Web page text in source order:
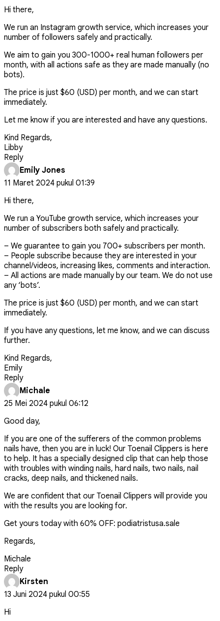
Hi there,
We run an Instagram growth service, which increases your
number of followers safely and practically.
We aim to gain you 300-1000+ real human followers per
month, with all actions safe as they are made manually (no
bots).
The price is just $60 (USD) per month, and we can start
immediately.
Let me know if you are interested and have any questions.
Kind Regards,
Libby
Reply
Emily Jones
11 Maret 2024 pukul 01:39
Hi there,
We run a YouTube growth service, which increases your
number of subscribers both safely and practically.
– We guarantee to gain you 700+ subscribers per month.
– People subscribe because they are interested in your
channel/videos, increasing likes, comments and interaction.
– All actions are made manually by our team. We do not use
any ‘bots’.
The price is just $60 (USD) per month, and we can start
immediately.
If you have any questions, let me know, and we can discuss
further.
Kind Regards,
Emily
Reply
Michale
25 Mei 2024 pukul 06:12
Good day,
If you are one of the sufferers of the common problems
nails have, then you are in luck! Our Toenail Clippers is here
to help. It has a specially designed clip that can help those
with troubles with winding nails, hard nails, two nails, nail
cracks, deep nails, and thickened nails.
We are confident that our Toenail Clippers will provide you
with the results you are looking for.
Get yours today with 60% OFF: podiatristusa.sale
Regards,
Michale
Reply
Kirsten
13 Juni 2024 pukul 00:55
Hi